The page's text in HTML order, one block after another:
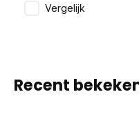
Vergelijk
Recent